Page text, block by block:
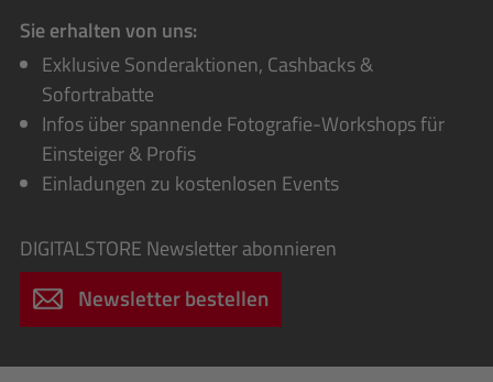
Sie erhalten von uns:
Exklusive Sonderaktionen, Cashbacks &
Sofortrabatte
Infos über spannende Fotografie-Workshops für
Einsteiger & Profis
Einladungen zu kostenlosen Events
DIGITALSTORE Newsletter abonnieren
Newsletter bestellen